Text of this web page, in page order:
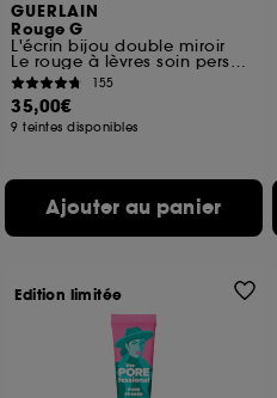
GUERLAIN
Rouge G
L'écrin bijou double miroir
Le rouge à lèvres soin personnalisable
155
35,00€
9 teintes disponibles
Ajouter au panier
Edition limitée